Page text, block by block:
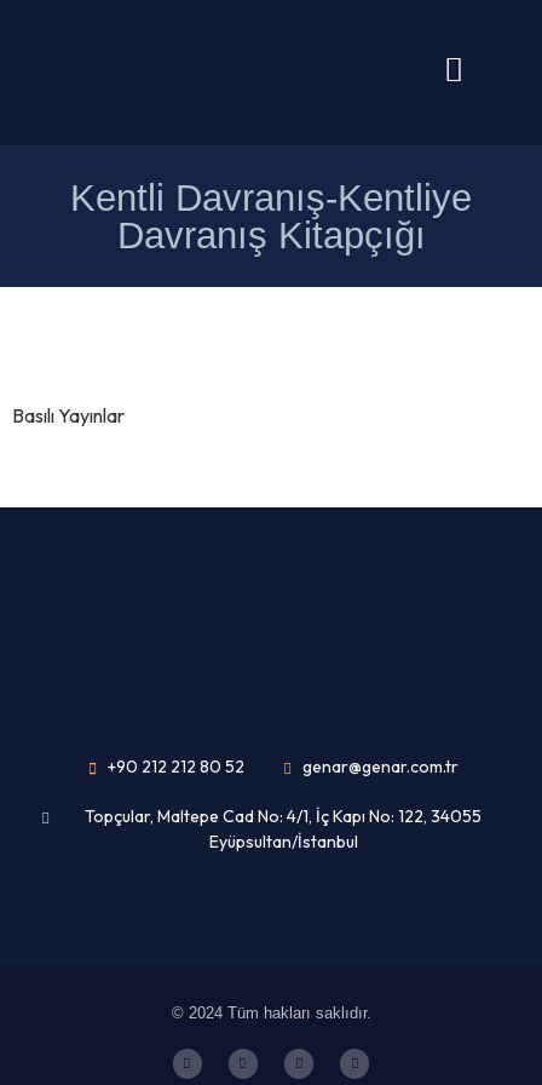
Kentli Davranış-Kentliye
Davranış Kitapçığı
Basılı Yayınlar
+90 212 212 80 52 genar@genar.com.tr
Topçular, Maltepe Cad No: 4/1, İç Kapı No: 122, 34055
Eyüpsultan/İstanbul
© 2024 Tüm hakları saklıdır.